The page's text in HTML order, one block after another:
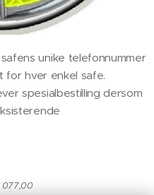
unike telefonnummer
for hver enkel safe.
spesialbestilling dersom
077,00